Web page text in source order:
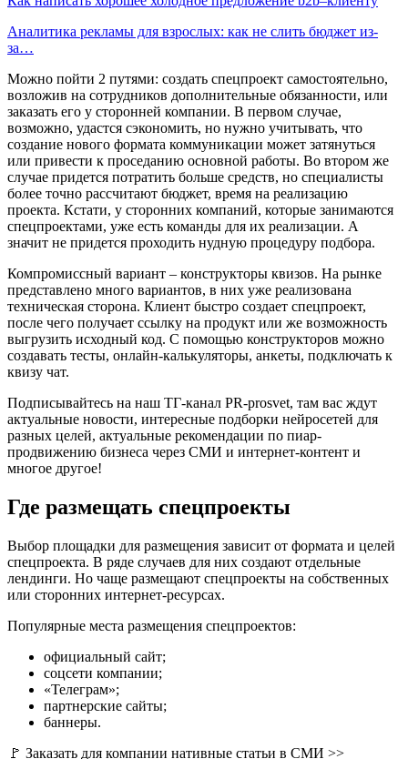
Аналитика рекламы для взрослых: как не слить бюджет из-
за…
Можно пойти 2 путями: создать спецпроект самостоятельно,
возложив на сотрудников дополнительные обязанности, или
заказать его у сторонней компании. В первом случае,
возможно, удастся сэкономить, но нужно учитывать, что
создание нового формата коммуникации может затянуться
или привести к проседанию основной работы. Во втором же
случае придется потратить больше средств, но специалисты
более точно рассчитают бюджет, время на реализацию
проекта. Кстати, у сторонних компаний, которые занимаются
спецпроектами, уже есть команды для их реализации. А
значит не придется проходить нудную процедуру подбора.
Компромиссный вариант – конструкторы квизов. На рынке
представлено много вариантов, в них уже реализована
техническая сторона. Клиент быстро создает спецпроект,
после чего получает ссылку на продукт или же возможность
выгрузить исходный код. С помощью конструкторов можно
создавать тесты, онлайн-калькуляторы, анкеты, подключать к
квизу чат.
Подписывайтесь на наш ТГ-канал PR-prosvet, там вас ждут
актуальные новости, интересные подборки нейросетей для
разных целей, актуальные рекомендации по пиар-
продвижению бизнеса через СМИ и интернет-контент и
многое другое!
Где размещать спецпроекты
Выбор площадки для размещения зависит от формата и целей
спецпроекта. В ряде случаев для них создают отдельные
лендинги. Но чаще размещают спецпроекты на собственных
или сторонних интернет-ресурсах.
Популярные места размещения спецпроектов:
официальный сайт;
соцсети компании;
«Телеграм»;
партнерские сайты;
баннеры.
🚩 Заказать для компании нативные статьи в СМИ >>